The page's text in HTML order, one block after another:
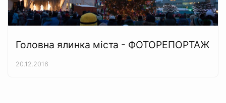
Головна ялинка міста - ФОТОРЕПОРТАЖ
20.12.2016